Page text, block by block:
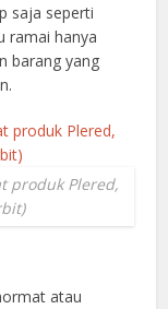
saja seperti
ramai hanya
barang yang
produk Plered,
atau